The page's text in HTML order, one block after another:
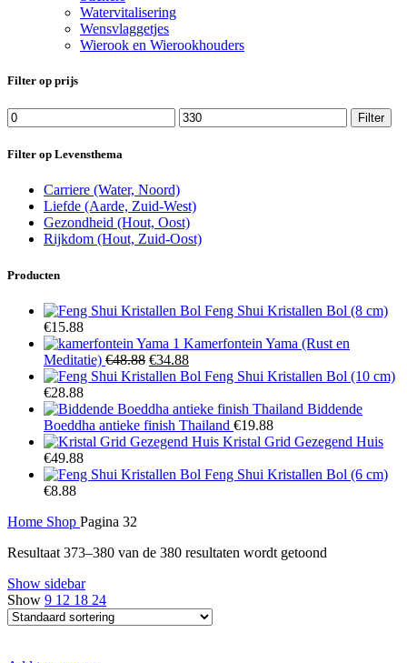
Watervitalisering
Wensvlaggetjes
Wierook en Wierookhouders
Filter op prijs
Min.
prijs
Max.
prijs
Filter
Filter op Levensthema
Carriere (Water, Noord)
Liefde (Aarde, Zuid-West)
Gezondheid (Hout, Oost)
Rijkdom (Hout, Zuid-Oost)
Producten
Feng Shui Kristallen Bol (8 cm)
€15.88
Kamerfontein Yama (Rust en
Meditatie) €48.88 Oorspronkelijke
prijs
€48.88.
€34.88Huidige
prijs
€34.88.
Feng Shui Kristallen Bol (10 cm)
€28.88
Biddende
Boeddha antieke finish Thailand €19.88
Kristal Grid Gezegend Huis
€49.88
Feng Shui Kristallen Bol (6 cm)
€8.88
Home Shop Pagina 32
Resultaat 373–380 van de 380 resultaten wordt getoond
Show sidebar
Show 9 12 18 24